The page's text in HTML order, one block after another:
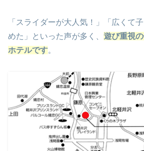
「スライダーが大人気！」「広くて
めた」といった声が多く、 遊び重視
ホテルです。